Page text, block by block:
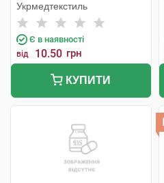
Укрмедтекстиль
Є в наявності
від 10.50 грн
КУПИТИ